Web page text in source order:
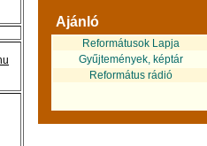
Ajánló
Reformátusok Lapja
Gyűjtemények, képtár
Református rádió